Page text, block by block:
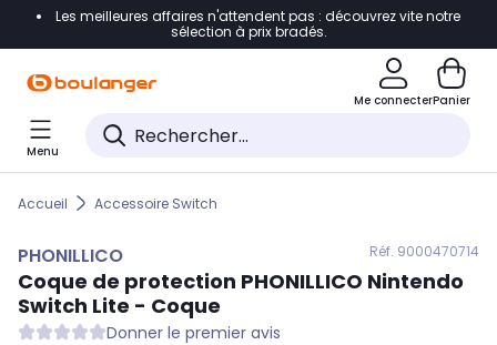
Accéder directement à la navigation
Accéder directement au pied de page
Accéder directement au chatbot
Les meilleures affaires n'attendent pas : découvrez vite notre
sélection à prix bradés.
Me connecterPanier
Menu
Accueil Accessoire Switch
PHONILLICO Réf. 9000470714
Coque de protection PHONILLICO Nintendo
Switch Lite - Coque
Donner le premier avis